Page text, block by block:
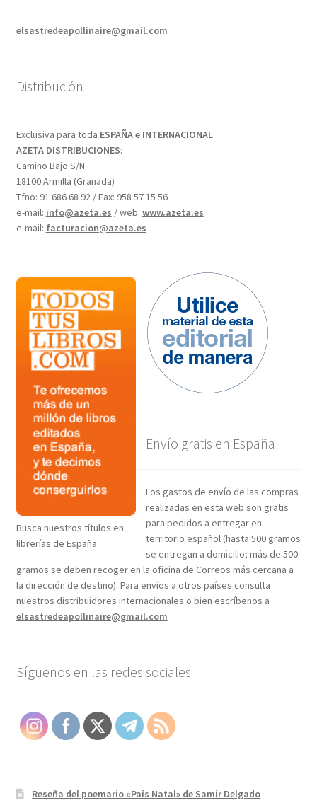
elsastredeapollinaire@gmail.com
Distribución
Exclusiva para toda ESPAÑA e INTERNACIONAL:
AZETA DISTRIBUCIONES:
Camino Bajo S/N
18100 Armilla (Granada)
Tfno: 91 686 68 92 / Fax: 958 57 15 56
e-mail: info@azeta.es / web: www.azeta.es
e-mail: facturacion@azeta.es
Busca nuestros títulos en
librerías de España
Envío gratis en España
Los gastos de envío de las compras
realizadas en esta web son gratis
para pedidos a entregar en
territorio español (hasta 500 gramos
se entregan a domicilio; más de 500
gramos se deben recoger en la oficina de Correos más cercana a
la dirección de destino). Para envíos a otros países consulta
nuestros distribuidores internacionales o bien escríbenos a
elsastredeapollinaire@gmail.com
Síguenos en las redes sociales
Reseña del poemario «País Natal» de Samir Delgado